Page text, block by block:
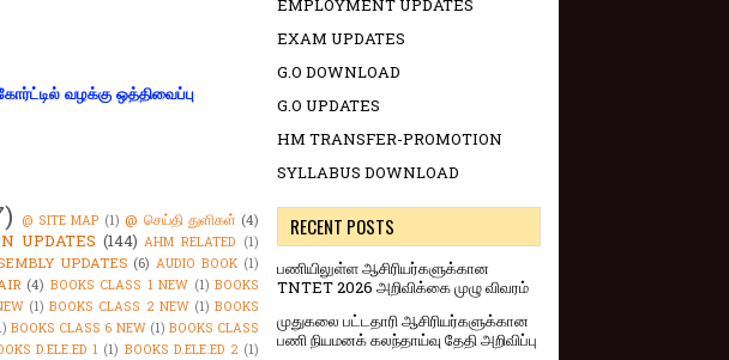
வழக்கு ஒத்திவைப்பு
@ SITE MAP (1) @ செய்தி துளிகள் (4)
UPDATES (144) AHM RELATED (1)
UPDATES (6) AUDIO BOOK (1)
(4) BOOKS CLASS 1 NEW (1) BOOKS
(1) BOOKS CLASS 2 NEW (1) BOOKS
BOOKS CLASS 6 NEW (1) BOOKS CLASS
D.ELE.ED 1 (1) BOOKS D.ELE.ED 2 (1)
EMPLOYMENT UPDATES
EXAM UPDATES
G.O DOWNLOAD
G.O UPDATES
HM TRANSFER-PROMOTION
SYLLABUS DOWNLOAD
RECENT POSTS
பணியிலுள்ள ஆசிரியர்களுக்கான
TNTET 2026 அறிவிக்கை முழு விவரம்
முதுகலை பட்டதாரி ஆசிரியர்களுக்கான
பணி நியமனக் கலந்தாய்வு தேதி அறிவிப்பு